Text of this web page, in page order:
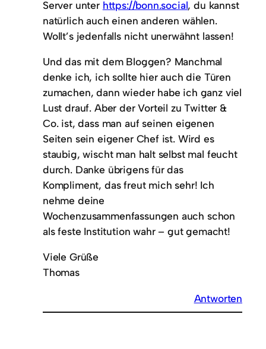
Server unter https://bonn.social, du kannst
natürlich auch einen anderen wählen.
Wollt’s jedenfalls nicht unerwähnt lassen!
Und das mit dem Bloggen? Manchmal
denke ich, ich sollte hier auch die Türen
zumachen, dann wieder habe ich ganz viel
Lust drauf. Aber der Vorteil zu Twitter &
Co. ist, dass man auf seinen eigenen
Seiten sein eigener Chef ist. Wird es
staubig, wischt man halt selbst mal feucht
durch. Danke übrigens für das
Kompliment, das freut mich sehr! Ich
nehme deine
Wochenzusammenfassungen auch schon
als feste Institution wahr – gut gemacht!
Viele Grüße
Thomas
Antworten